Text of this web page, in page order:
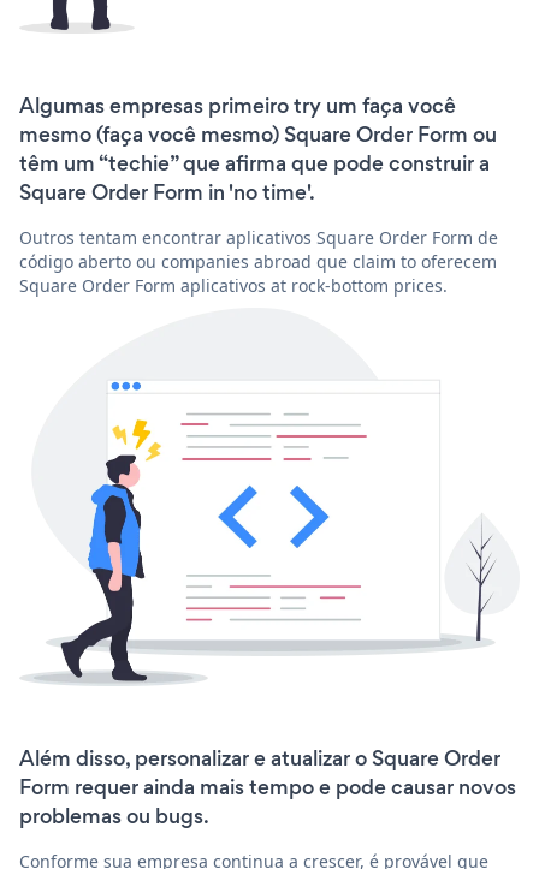
Algumas empresas primeiro try um faça você
mesmo (faça você mesmo) Square Order Form ou
têm um “techie” que afirma que pode construir a
Square Order Form in 'no time'.
Outros tentam encontrar aplicativos Square Order Form de
código aberto ou companies abroad que claim to oferecem
Square Order Form aplicativos at rock-bottom prices.
Além disso, personalizar e atualizar o Square Order
Form requer ainda mais tempo e pode causar novos
problemas ou bugs.
Conforme sua empresa continua a crescer, é provável que